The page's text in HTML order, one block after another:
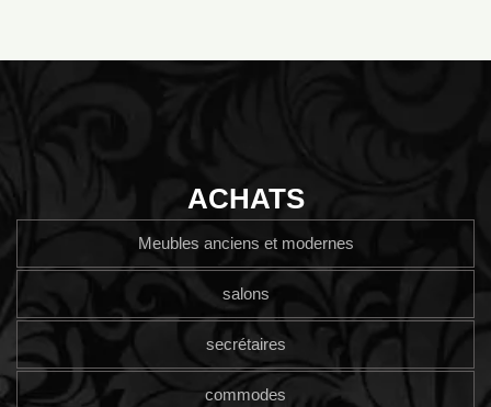
ACHATS
Meubles anciens et modernes
salons
secrétaires
commodes